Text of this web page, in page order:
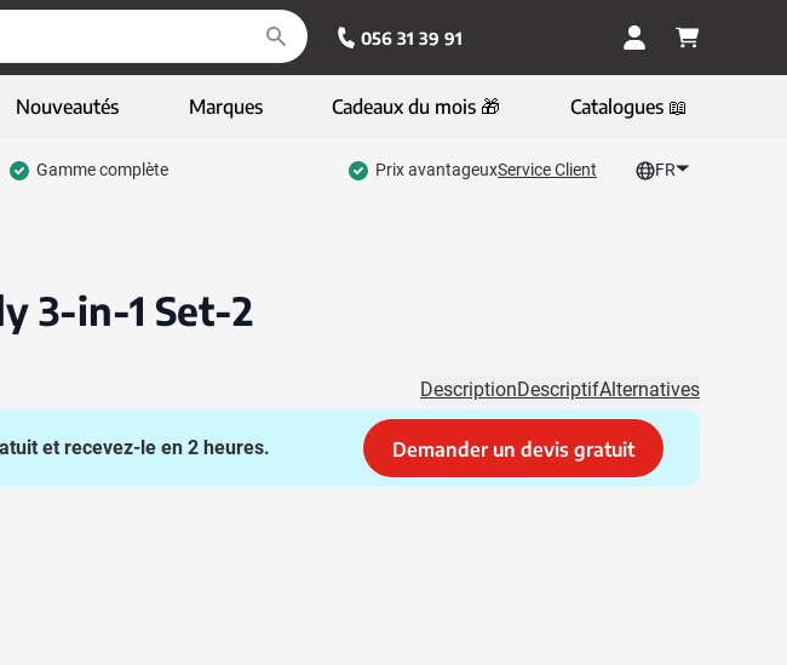
056 31 39 91
Nouveautés Marques Cadeaux du mois 🎁 Catalogues 📖
Gamme complète Prix avantageuxService Client FR
3-in-1 Set-2
DescriptionDescriptifAlternatives
et recevez-le en 2 heures. Demander un devis gratuit